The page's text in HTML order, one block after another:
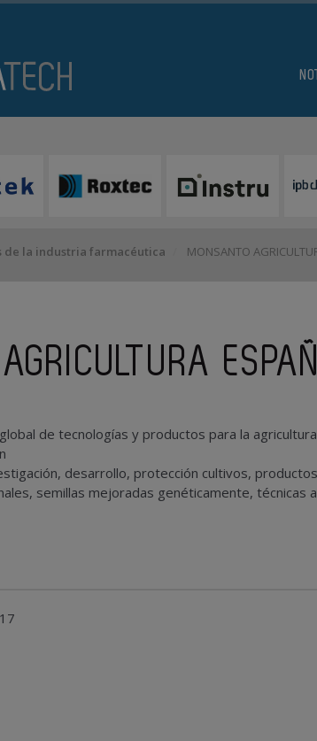
de la industria farmacéutica MONSANTO
de tecnologías y productos para la
desarrollo, protección cultivos,
semillas mejoradas genéticamente, técnicas